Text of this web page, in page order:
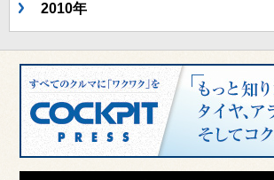
2010年